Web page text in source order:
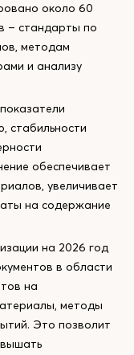
около 60
– стандарты по
методам
и анализу
стабильности
обеспечивает
увеличивает
на содержание
на 2026 год
в области
на
методы
Это позволит